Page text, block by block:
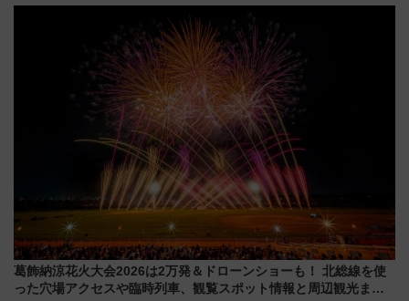
葛飾納涼花火大会2026は2万発＆ドローンショーも！ 北総線を使
った穴場アクセスや臨時列車、観覧スポット情報と周辺観光まと